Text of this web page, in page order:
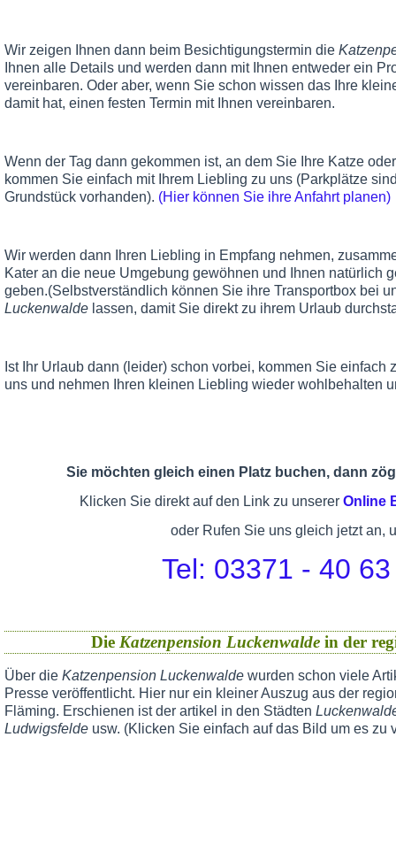
Wir zeigen Ihnen dann beim Besichtigungstermin die
Ihnen alle Details und werden dann mit Ihnen entweder ein
vereinbaren. Oder aber, wenn Sie schon wissen das Ihre
damit hat, einen festen Termin mit Ihnen vereinbaren.
Wenn der Tag dann gekommen ist, an dem Sie Ihre Katze
kommen Sie einfach mit Ihrem Liebling zu uns (Parkplätze
Grundstück vorhanden). (Hier können Sie ihre Anfahrt planen)
Wir werden dann Ihren Liebling in Empfang nehmen,
Kater an die neue Umgebung gewöhnen und Ihnen natürlich
geben.(Selbstverständlich können Sie ihre Transportbox bei
Luckenwalde lassen, damit Sie direkt zu ihrem Urlaub
Ist Ihr Urlaub dann (leider) schon vorbei, kommen Sie einfach
uns und nehmen Ihren kleinen Liebling wieder wohlbehalten
Sie möchten gleich einen Platz buchen, dann
Klicken Sie direkt auf den Link zu unserer Online
oder Rufen Sie uns gleich jetzt an,
Tel: 03371 - 40
Die Katzenpension Luckenwaldein der
Über die Katzenpension Luckenwalde wurden schon viele
Presse veröffentlicht. Hier nur ein kleiner Auszug aus der
Fläming. Erschienen ist der artikel in den Städten
Ludwigsfelde usw. (Klicken Sie einfach auf das Bild um es zu